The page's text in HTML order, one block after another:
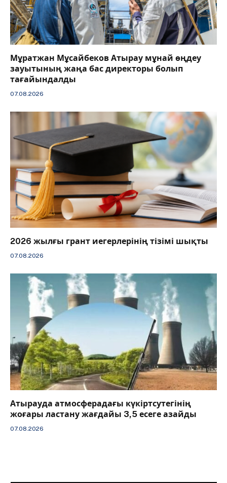
Мұратжан Мұсайбеков Атырау мұнай өңдеу
зауытының жаңа бас директоры болып
тағайындалды
07.08.2026
2026 жылғы грант иегерлерінің тізімі шықты
07.08.2026
Атырауда атмосферадағы күкіртсутегінің
жоғары ластану жағдайы 3,5 есеге азайды
07.08.2026